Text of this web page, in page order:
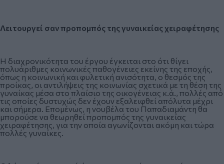
Λειτουργεί σαν προπομπός της γυναικείας χειραφέτησης
Η διαχρονικότητα του έργου έγκειται στο ότι θίγει
πολυάριθμες κοινωνικές παθογένειες εκείνης της εποχής,
όπως η κοινωνική και φυλετική ανισότητα, ο θεσμός της
προίκας, οι αντιλήψεις της κοινωνίας σχετικά με τη θέση της
γυναίκας μέσα στο πλαίσιο της οικογένειας κ.ά., πολλές από
τις οποίες δυστυχώς δεν έχουν εξαλειφθεί απόλυτα μέχρι
και σήμερα. Επομένως, η νουβέλα του Παπαδιαμάντη θα
μπορούσε να θεωρηθεί προπομπός της γυναικείας
χειραφέτησης, για την οποία αγωνίζονται ακόμη και τώρα
πολλές γυναίκες.